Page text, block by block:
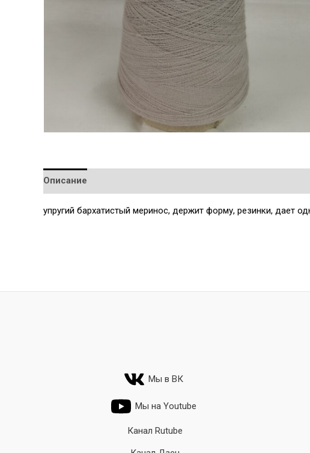
Описание
упругий бархатистый меринос, держит форму, резинки, дает
Мы в ВК
Мы на Youtube
Канал Rutube